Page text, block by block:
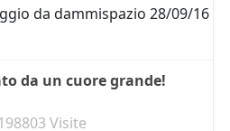
da dammispazio 28/09/16
da un cuore grande!
Visite